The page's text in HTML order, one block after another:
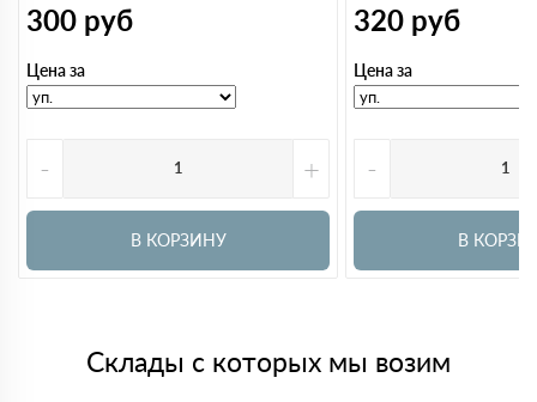
300 руб
Цена за
- +
В КОРЗИНУ
320 руб
Цена за
-
В
Склады с которых мы возим